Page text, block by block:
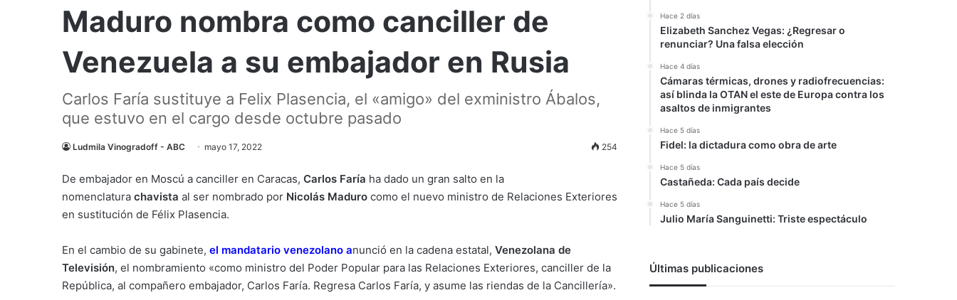
Maduro nombra como canciller de
Venezuela a su embajador en Rusia
Carlos Faría sustituye a Felix Plasencia, el «amigo» del exministro Ábalos,
que estuvo en el cargo desde octubre pasado
Ludmila Vinogradoff - ABC mayo 17, 2022 254
De embajador en Moscú a canciller en Caracas, Carlos Faría ha dado un gran salto en la
nomenclatura chavista al ser nombrado por Nicolás Maduro como el nuevo ministro de Relaciones Exteriores
en sustitución de Félix Plasencia.
En el cambio de su gabinete, el mandatario venezolano anunció en la cadena estatal, Venezolana de
Televisión, el nombramiento «como ministro del Poder Popular para las Relaciones Exteriores, canciller de la
República, al compañero embajador, Carlos Faría. Regresa Carlos Faría, y asume las riendas de la Cancillería».
Hace 2 días
Elizabeth Sanchez Vegas: ¿Regresar o
renunciar? Una falsa elección
Hace 4 días
Cámaras térmicas, drones y radiofrecuencias:
así blinda la OTAN el este de Europa contra los
asaltos de inmigrantes
Hace 5 días
Fidel: la dictadura como obra de arte
Hace 5 días
Castañeda: Cada país decide
Hace 5 días
Julio María Sanguinetti: Triste espectáculo
Últimas publicaciones